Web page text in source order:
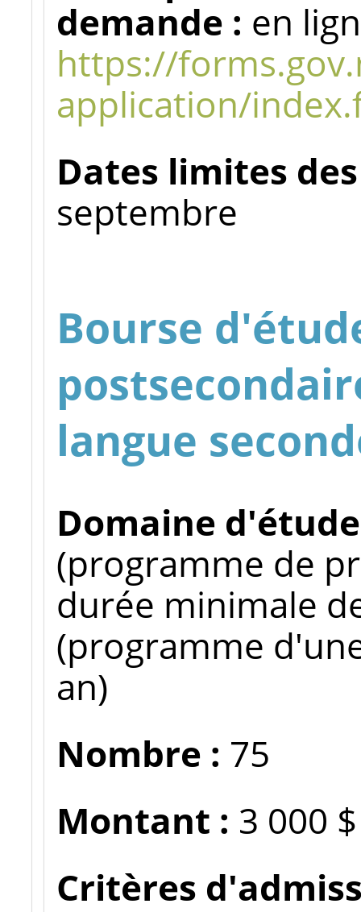
demande : en
https://
application/
Dates limites
septembre
Bourse
langue
Domaine
(programme de
durée minimale
(programme
an)
Nombre : 75
Montant : 3 000 $
Critères